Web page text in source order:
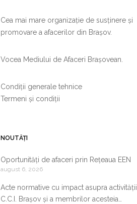
Cea mai mare organizație de susținere și
promovare a afacerilor din Brașov.
Vocea Mediului de Afaceri Brașovean.
Condiții generale tehnice
Termeni și condiții
NOUTĂȚI
Oportunități de afaceri prin Rețeaua EEN
august 6, 2026
Acte normative cu impact asupra activității
C.C.I. Brașov și a membrilor acesteia